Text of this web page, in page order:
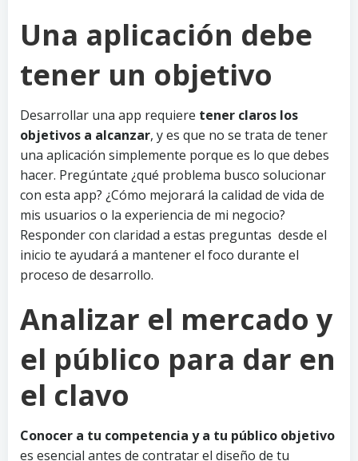
Una aplicación debe
tener un objetivo
Desarrollar una app requiere tener claros los
objetivos a alcanzar, y es que no se trata de tener
una aplicación simplemente porque es lo que debes
hacer. Pregúntate ¿qué problema busco solucionar
con esta app? ¿Cómo mejorará la calidad de vida de
mis usuarios o la experiencia de mi negocio?
Responder con claridad a estas preguntas desde el
inicio te ayudará a mantener el foco durante el
proceso de desarrollo.
Analizar el mercado y
el público para dar en
el clavo
Conocer a tu competencia y a tu público objetivo
es esencial antes de contratar el diseño de tu